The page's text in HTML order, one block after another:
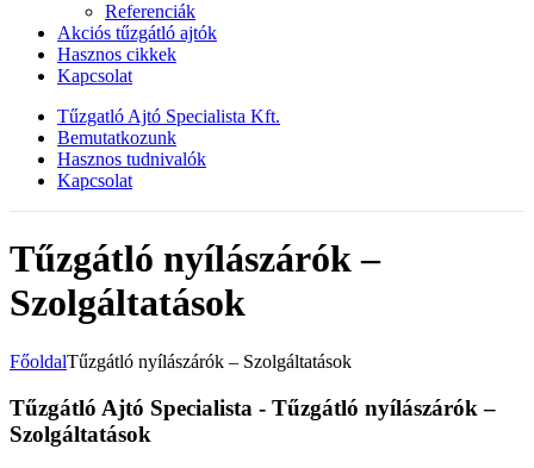
Referenciák
Akciós tűzgátló ajtók
Hasznos cikkek
Kapcsolat
Tűzgatló Ajtó Specialista Kft.
Bemutatkozunk
Hasznos tudnivalók
Kapcsolat
Tűzgátló nyílászárók –
Szolgáltatások
FőoldalTűzgátló nyílászárók – Szolgáltatások
Tűzgátló Ajtó Specialista - Tűzgátló nyílászárók –
Szolgáltatások